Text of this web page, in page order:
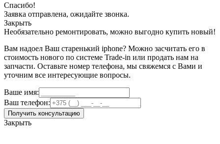
Спасибо!
Заявка отправлена, ожидайте звонка.
Закрыть
Необязательно ремонтировать, можно выгодно купить новый!
Вам надоел Ваш старенький iphone? Можно засчитать его в
стоимость нового по системе Trade-in или продать нам на
запчасти. Оставьте номер телефона, мы свяжемся с Вами и
уточним все интересующие вопросы.
Ваше имя:
Ваш телефон:
Получить консультацию
Закрыть